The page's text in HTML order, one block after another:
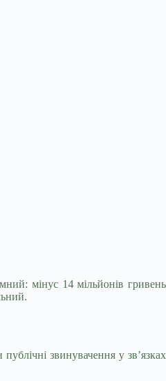
мінус 14 мільйонів гривень
звинувачення у зв’язках